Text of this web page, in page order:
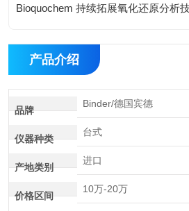
产品介绍
品牌
Binder/德国宾德
仪器种类
台式
产地类别
进口
价格区间
10万-20万